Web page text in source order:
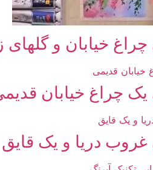
خیابان و گلهای
چراغ خیابان
دریا و یک قایق